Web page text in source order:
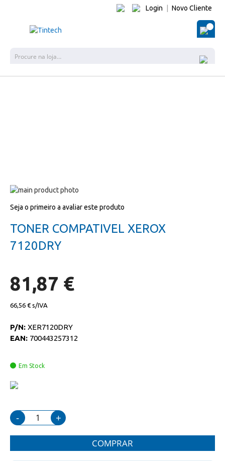
Login Novo Cliente
O
Salte
o
galeria
de
para
início
da
galeria
Seja o primeiro a avaliar este produto
TONER COMPATIVEL XEROX
7120DRY
81,87 €
66,56 €
P/N: XER7120DRY
EAN: 700443257312
Em Stock
- +
COMPRAR